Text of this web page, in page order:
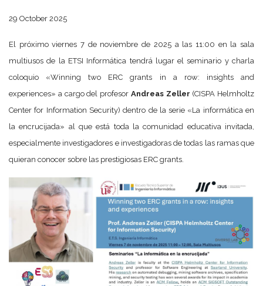
29 October 2025
El próximo viernes 7 de noviembre de 2025 a las 11:00 en la sala
multiusos de la ETSI Informática tendrá lugar el seminario y charla
coloquio «Winning two ERC grants in a row: insights and
experiences» a cargo del profesor Andreas Zeller (CISPA Helmholtz
Center for Information Security) dentro de la serie «La informática en
la encrucijada» al que está toda la comunidad educativa invitada,
especialmente investigadores e investigadoras de todas las ramas que
quieran conocer sobre las prestigiosas ERC grants.